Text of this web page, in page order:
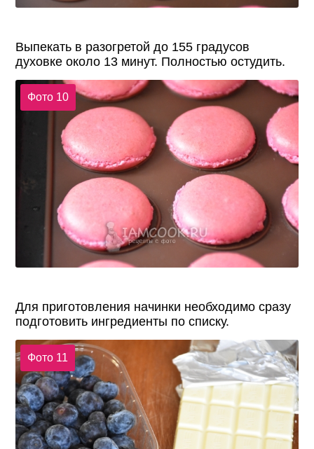
Выпекать в разогретой до 155 градусов
духовке около 13 минут. Полностью остудить.
Фото 10
Для приготовления начинки необходимо сразу
подготовить ингредиенты по списку.
Фото 11